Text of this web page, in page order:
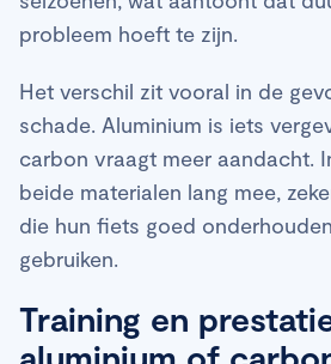
probleem hoeft te zijn.
Het verschil zit vooral in de
schade. Aluminium is iets
carbon vraagt meer aandacht.
beide materialen lang mee,
die hun fiets goed
gebruiken.
Training en